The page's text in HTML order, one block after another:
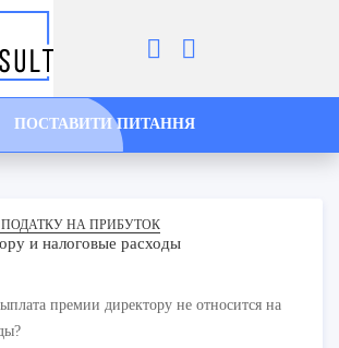
ПОСТАВИТИ ПИТАННЯ
ПОДАТКУ НА ПРИБУТОК
и налоговые расходы
премии директору не относится на